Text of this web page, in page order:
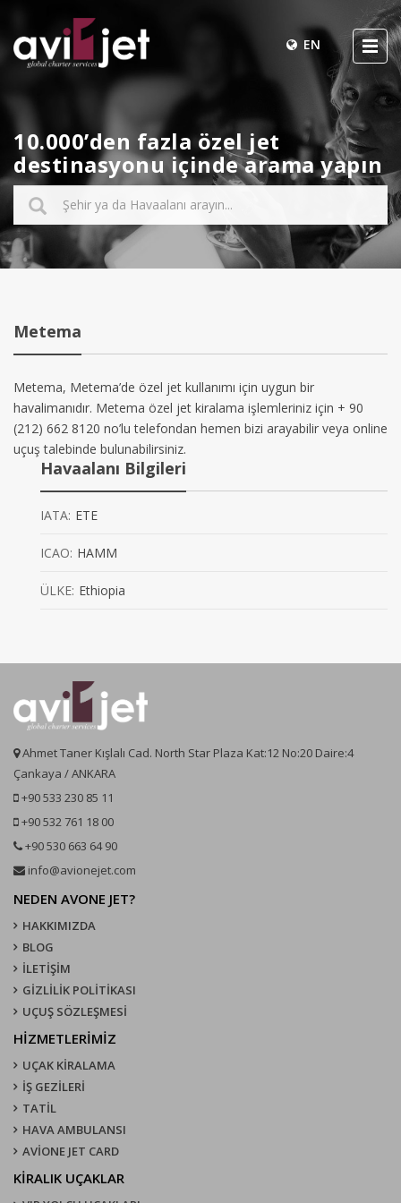
EN
10.000’den fazla özel jet
destinasyonu içinde arama yapın
Metema
Metema, Metema’de özel jet kullanımı için uygun bir
havalimanıdır. Metema özel jet kiralama işlemleriniz için + 90
(212) 662 8120 no’lu telefondan hemen bizi arayabilir veya online
uçuş talebinde bulunabilirsiniz.
Havaalanı Bilgileri
IATA: ETE
ICAO: HAMM
ÜLKE: Ethiopia
Ahmet Taner Kışlalı Cad. North Star Plaza Kat:12 No:20 Daire:4
Çankaya / ANKARA
+90 533 230 85 11
+90 532 761 18 00
+90 530 663 64 90
info@avionejet.com
NEDEN AVONE JET?
HAKKIMIZDA
BLOG
İLETİŞİM
GİZLİLİK POLİTİKASI
UÇUŞ SÖZLEŞMESI
HİZMETLERİMİZ
UÇAK KIRALAMA
İŞ GEZİLERİ
TATİL
HAVA AMBULANSI
AVİONE JET CARD
KIRALIK UÇAKLAR